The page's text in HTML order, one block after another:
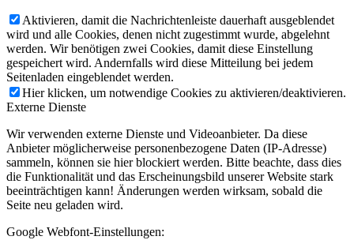
Aktivieren, damit die Nachrichtenleiste dauerhaft ausgeblendet
wird und alle Cookies, denen nicht zugestimmt wurde, abgelehnt
werden. Wir benötigen zwei Cookies, damit diese Einstellung
gespeichert wird. Andernfalls wird diese Mitteilung bei jedem
Seitenladen eingeblendet werden.
Hier klicken, um notwendige Cookies zu aktivieren/deaktivieren.
Externe Dienste
Wir verwenden externe Dienste und Videoanbieter. Da diese
Anbieter möglicherweise personenbezogene Daten (IP-Adresse)
sammeln, können sie hier blockiert werden. Bitte beachte, dass dies
die Funktionalität und das Erscheinungsbild unserer Website stark
beeinträchtigen kann! Änderungen werden wirksam, sobald die
Seite neu geladen wird.
Google Webfont-Einstellungen: